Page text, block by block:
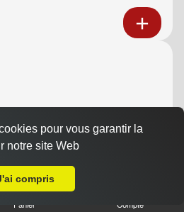
Panier Compte
pour vous garantir la
notre site Web
compris